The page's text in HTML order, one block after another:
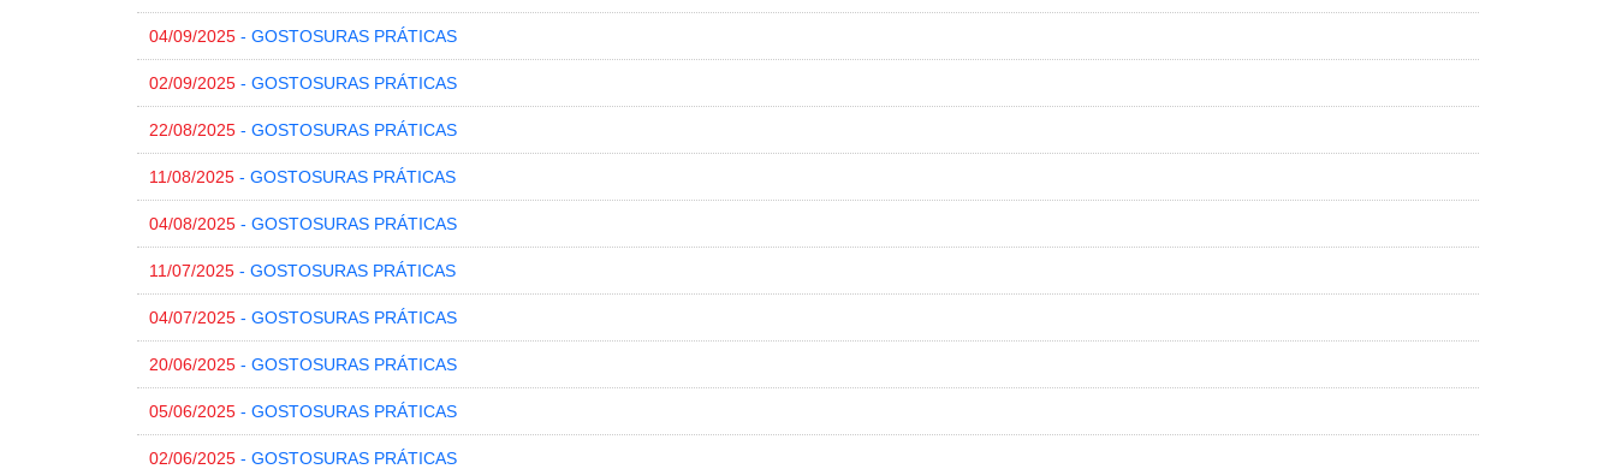
04/09/2025 - GOSTOSURAS PRÁTICAS
02/09/2025 - GOSTOSURAS PRÁTICAS
22/08/2025 - GOSTOSURAS PRÁTICAS
11/08/2025 - GOSTOSURAS PRÁTICAS
04/08/2025 - GOSTOSURAS PRÁTICAS
11/07/2025 - GOSTOSURAS PRÁTICAS
04/07/2025 - GOSTOSURAS PRÁTICAS
20/06/2025 - GOSTOSURAS PRÁTICAS
05/06/2025 - GOSTOSURAS PRÁTICAS
02/06/2025 - GOSTOSURAS PRÁTICAS